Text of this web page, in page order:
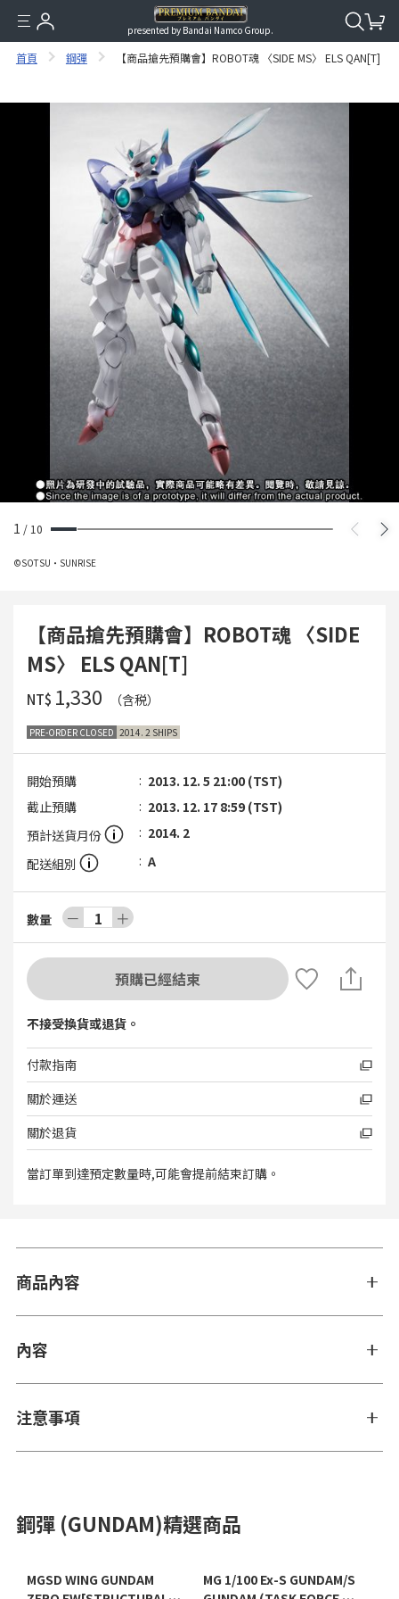
presented by Bandai Namco Group.
首頁 鋼彈 【商品搶先預購會】ROBOT魂 〈SIDE MS〉 ELS QAN[T]
1 / 10
©SOTSU・SUNRISE
【商品搶先預購會】ROBOT魂 〈SIDE
MS〉 ELS QAN[T]
NT$ ‌1,330 （含税）
PRE-ORDER CLOSED 2014. 2 SHIPS
開始預購
2013. 12. 5 21:00 (TST)
截止預購
2013. 12. 17 8:59 (TST)
預計送貨月份
2014. 2
配送組別
A
數量 － 1 ＋
預購已經結束
不接受換貨或退貨。
付款指南
關於運送
關於退貨
當訂單到達預定數量時,可能會提前結束訂購。
商品內容
內容
注意事項
鋼彈 (GUNDAM)精選商品
MGSD WING GUNDAM
MG 1/100 Ex-S GUNDAM/S